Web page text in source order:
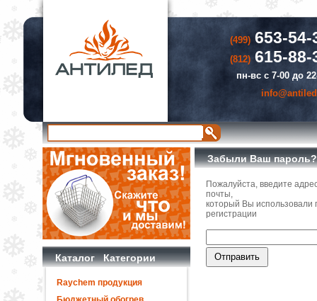
(499)653-54-
(812)615-88-
пн-вс с 7-00 до
Каталог Категории
Raychem продукция
Забыли Ваш пароль?
Пожалуйста, введите
почты,
который Вы использовали
регистрации